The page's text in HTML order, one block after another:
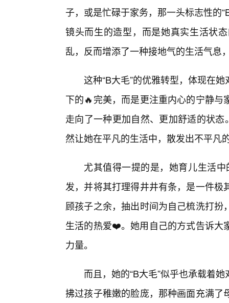
子，或是忙碌于家务，那一头标志性的
镜头而生的造型，而是她真实生活状
乱，反而增添了一种接地气的生活气息
这种“B大毛”的优雅转型，体现在
下的🔥完美，而是更注重内心的宁静
走向了一种更加自然、更加舒适的状
然让她在平凡的生活中，散发出不平凡
尤其值得一提的是，她育儿生活
发，并将其打理得井井有条，是一件
顾孩子之余，抽出时间为自己梳洗打
生活的热爱❤️。她用自己的方式告诉大
力量。
而且，她的“B大毛”似乎也承载着
拂过孩子稚嫩的脸庞，那种画面充满